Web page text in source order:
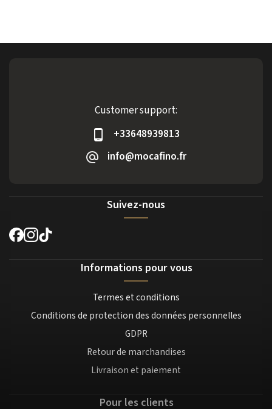
Customer support:
+33648939813
info@mocafino.fr
Suivez-nous
Informations pour vous
Termes et conditions
Conditions de protection des données personnelles
GDPR
Retour de marchandises
Livraison et paiement
Pour les clients